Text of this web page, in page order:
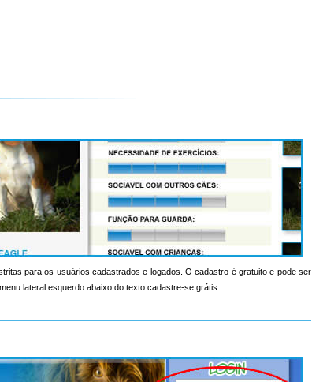
para os usuários cadastrados e logados. O cadastro é gratuito e pode ser
lateral esquerdo abaixo do texto cadastre-se grátis.